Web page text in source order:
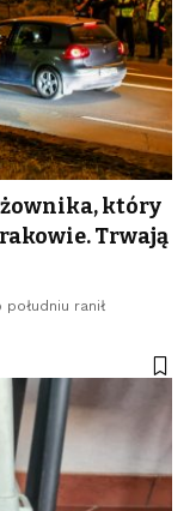
który
Trwają
ranił